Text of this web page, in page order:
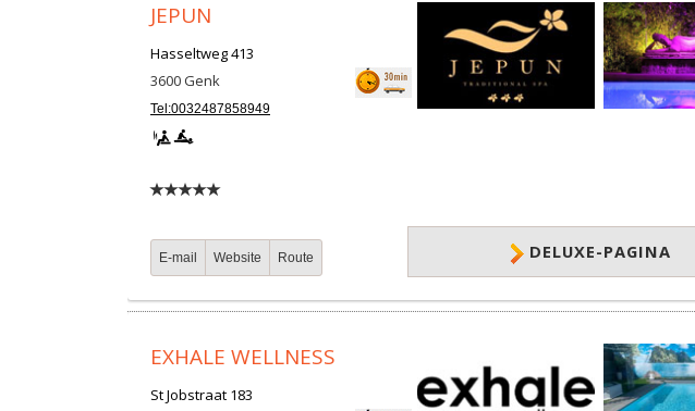
JEPUN
Hasseltweg 413
3600Genk
Tel:0032487858949
E-mail Website Route DELUXE-PAGINA
EXHALE WELLNESS
St Jobstraat 183